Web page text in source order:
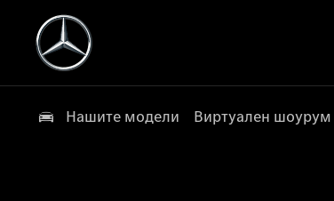
Нашите модели Виртуален шоурум